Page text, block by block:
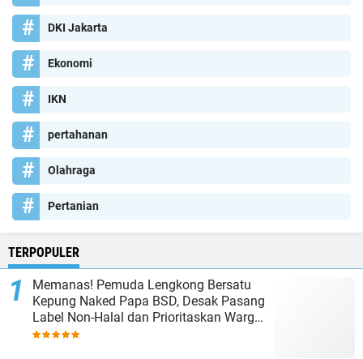
DKI Jakarta
Ekonomi
IKN
pertahanan
Olahraga
Pertanian
TERPOPULER
Memanas! Pemuda Lengkong Bersatu
Kepung Naked Papa BSD, Desak Pasang
Label Non-Halal dan Prioritaskan Warga
Lokal